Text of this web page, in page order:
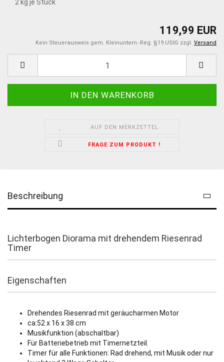
2 kg je Stück
119,99 EUR
Kein Steuerausweis gem. Kleinuntern.-Reg. §19 UStG zzgl. Versand
AUF DEN MERKZETTEL
FRAGE ZUM PRODUKT !
Beschreibung
Lichterbogen Diorama mit drehendem Riesenrad
Timer
Eigenschaften
Drehendes Riesenrad mit geräucharmen Motor
ca:52 x 16 x 38 cm
Musikfunktion (abschaltbar)
Für Batteriebetrieb mit Timernetzteil.
Timer für alle Funktionen: Rad drehend, mit Musik oder nur